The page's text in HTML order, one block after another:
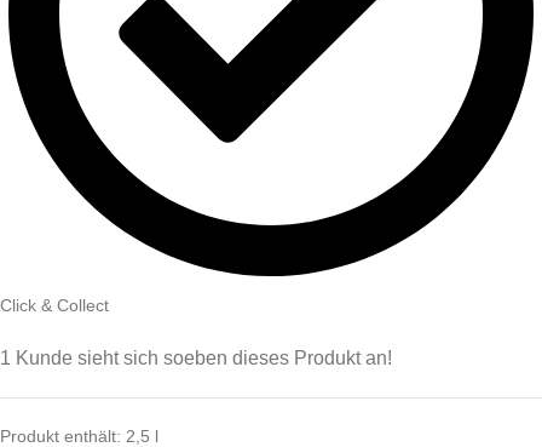
Click & Collect
1 Kunde sieht sich soeben dieses Produkt an!
Produkt enthält: 2,5 l